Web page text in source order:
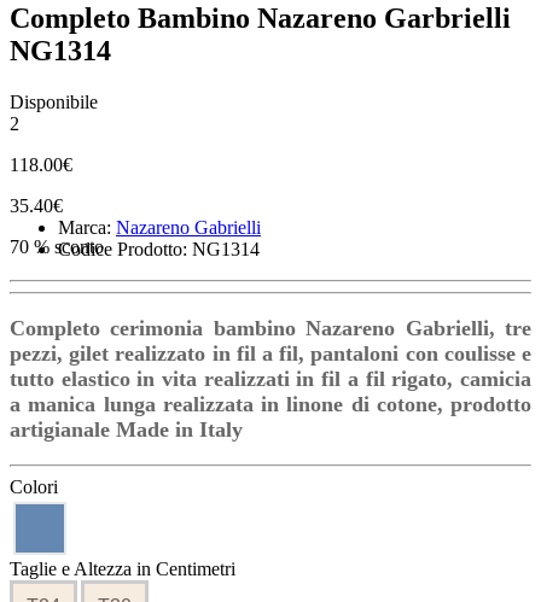
Completo Bambino Nazareno Garbrielli
NG1314
Disponibile
2
118.00€
35.40€
70 % sconto
Marca: Nazareno Gabrielli
Codice Prodotto: NG1314
Completo cerimonia bambino Nazareno Gabrielli, tre
pezzi, gilet realizzato in fil a fil, pantaloni con coulisse e
tutto elastico in vita realizzati in fil a fil rigato, camicia
a manica lunga realizzata in linone di cotone, prodotto
artigianale Made in Italy
Colori
Taglie e Altezza in Centimetri